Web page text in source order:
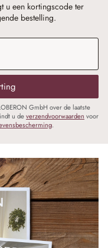
u een kortingscode ter
bestelling.
GmbH over de laatste
u deverzendvoorwaarden voor
.